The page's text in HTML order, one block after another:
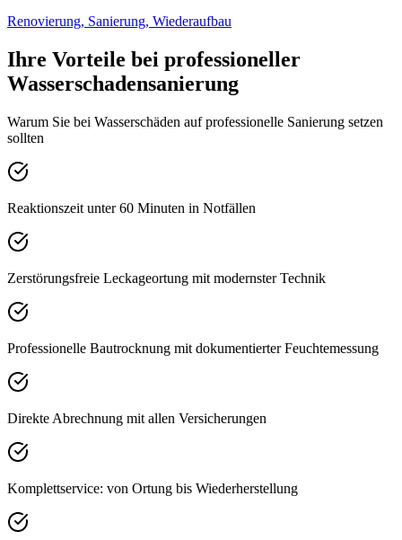
Renovierung, Sanierung, Wiederaufbau
Ihre Vorteile bei professioneller
Wasserschadensanierung
Warum Sie bei Wasserschäden auf professionelle Sanierung setzen
sollten
Reaktionszeit unter 60 Minuten in Notfällen
Zerstörungsfreie Leckageortung mit modernster Technik
Professionelle Bautrocknung mit dokumentierter Feuchtemessung
Direkte Abrechnung mit allen Versicherungen
Komplettservice: von Ortung bis Wiederherstellung